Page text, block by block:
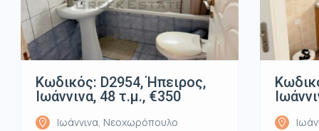
Κωδικός: D2954, Ήπειρος,
Ιωάννινα, 48 τ.μ., €350
Ιωάννινα, Νεοχωρόπουλο